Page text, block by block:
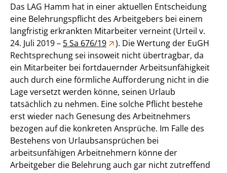
Das LAG Hamm hat in einer aktuellen Entscheidung
eine Belehrungspflicht des Arbeitgebers bei einem
langfristig erkrankten Mitarbeiter verneint (Urteil v.
24. Juli 2019 – 5 Sa 676/19
). Die Wertung der EuGH
Rechtsprechung sei insoweit nicht übertragbar, da
ein Mitarbeiter bei fortdauernder Arbeitsunfähigkeit
auch durch eine förmliche Aufforderung nicht in die
Lage versetzt werden könne, seinen Urlaub
tatsächlich zu nehmen. Eine solche Pflicht bestehe
erst wieder nach Genesung des Arbeitnehmers
bezogen auf die konkreten Ansprüche. Im Falle des
Bestehens von Urlaubsansprüchen bei
arbeitsunfähigen Arbeitnehmern könne der
Arbeitgeber die Belehrung auch gar nicht zutreffend